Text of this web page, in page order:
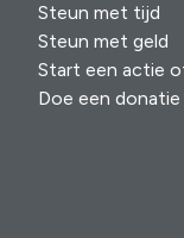
Steun met tijd
Steun met geld
Start een actie
Doe een donatie